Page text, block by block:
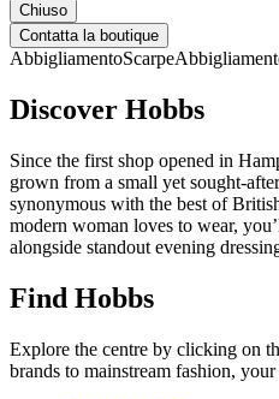
Chiuso
Contatta la boutique
AbbigliamentoScarpe
Discover Hobbs
Since the first shop opened in
grown from a small yet sought-
synonymous with the best of
modern woman loves to wear,
alongside standout evening
Find Hobbs
Explore the centre by clicking on
brands to mainstream fashion,